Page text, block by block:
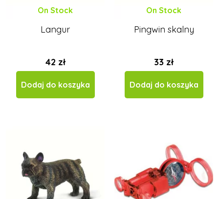
On Stock
Langur
42 zł
Dodaj do koszyka
On Stock
Pingwin skalny
33 zł
Dodaj do koszyka